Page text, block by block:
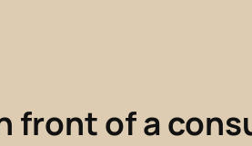
front of a